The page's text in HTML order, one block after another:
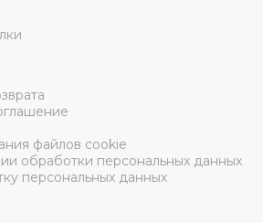
файлов cookie
обработки персональных данных
персональных данных